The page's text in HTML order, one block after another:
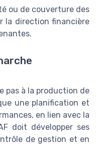
ou de couverture des
la direction financière
pas à la production de
une planification et
en lien avec la
doit développer ses
de gestion et en